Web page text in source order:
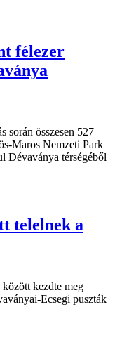
félezer
során összesen 527
Maros Nemzeti Park
Dévaványa térségéből
telelnek a
kezdte meg
Ecsegi puszták